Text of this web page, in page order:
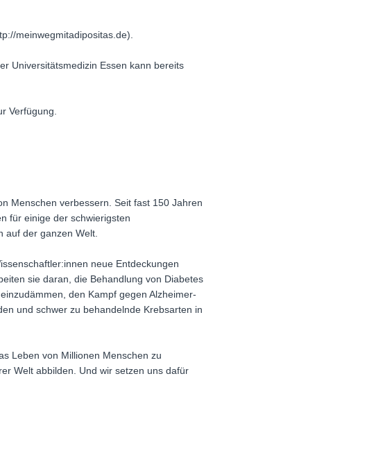
meinwegmitadipositas.de).
Universitätsmedizin Essen kann bereits
Verfügung.
Menschen verbessern. Seit fast 150 Jahren
für einige der schwierigsten
auf der ganzen Welt.
neue Entdeckungen
sie daran, die Behandlung von Diabetes
den Kampf gegen Alzheimer-
und schwer zu behandelnde Krebsarten in
Leben von Millionen Menschen zu
Welt abbilden. Und wir setzen uns dafür